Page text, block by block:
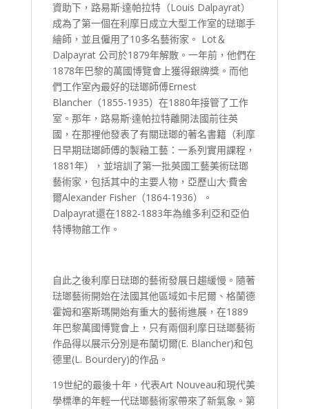
資助下，路易斯·達帕拉特（Louis Dalpayrat）
成為了第一個在利摩日成立大型工作室的琺瑯手
繪師，並且僱用了10多名藝術家。 Lot＆
Dalpayrat 公司於1879年解散。一年前，他們在
1878年巴黎的萬國博覽會上獲得銀牌獎。而他
們工作室內最好的琺瑯師傅Ernest
Blancher（1855-1935）在1880年接管了工作
室。那年，路易斯·達帕拉特離開法國前往英
國，在那裡他發表了有關琺瑯的著名書籍（利摩
日早期琺瑯師傅的製釉工藝：一系列實用課程，
1881年），並培訓了第一批英國工藝美術琺瑯
藝術家，包括其中的主要人物，亞歷山大·費舍
爾Alexander Fisher（1864-1936）。
Dalpayrat還在1882-1883年為維多利亞和亞伯
特博物館工作。
自此之後利摩日琺瑯的藝術發展日趨緩慢。隨著
琺瑯藝術開始在法國其他區域如卡尼爾、格蘭德
霍姆和塞斯瑪開始有重大的藝術進展，在1889
年巴黎萬國博覽會上，只有兩個利摩日琺瑯藝術
作品得以展示分別是布蘭切爾(E. Blancher)和包
德里(L. Bourdery)的作品。
19世紀的最後十年，代表Art Nouveau和現代美
學標準的年輕一代琺瑯藝術家帶來了新氣象。第